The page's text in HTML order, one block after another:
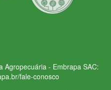
Agropecuária - Embrapa SAC:
fale-conosco